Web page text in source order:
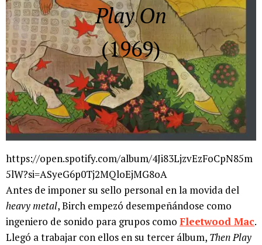
Play On
(1969)
https://open.spotify.com/album/4Ji83LjzvEzFoCpN85m
5lW?si=ASyeG6p0Tj2MQloEjMG8oA
Antes de imponer su sello personal en la movida del
heavy metal, Birch empezó desempeñándose como
ingeniero de sonido para grupos como Fleetwood Mac.
Llegó a trabajar con ellos en su tercer álbum, Then Play